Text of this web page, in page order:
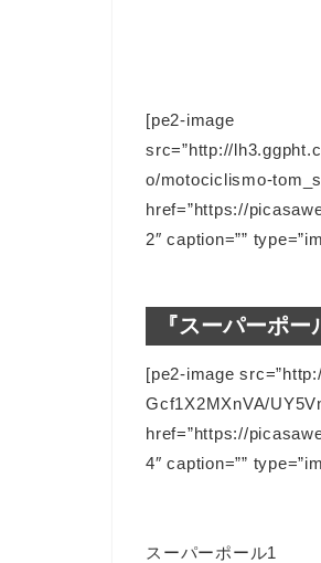
[pe2-image
src=”http://
o/motociclismo-
href=”https://
2″ caption=””
『スーパーポー
[pe2-image
Gcf1X2MXnVA/
href=”https://
4″ caption=””
スーパーポール1